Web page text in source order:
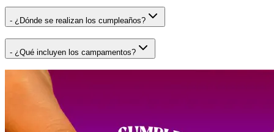
- ¿Dónde se realizan los cumpleaños?
- ¿Qué incluyen los campamentos?